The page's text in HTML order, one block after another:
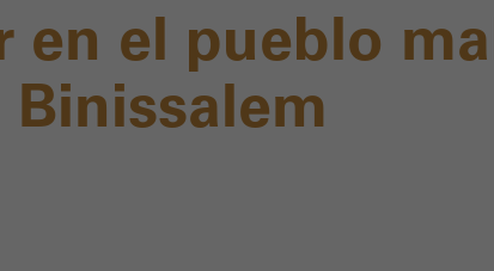
en el pueblo
Binissalem